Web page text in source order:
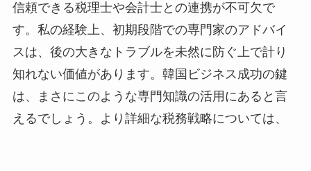
信頼できる税理士や会計士との連携が不可欠で
す。私の経験上、初期段階での専門家のアドバイ
スは、後の大きなトラブルを未然に防ぐ上で計り
知れない価値があります。韓国ビジネス成功の鍵
は、まさにこのような専門知識の活用にあると言
えるでしょう。より詳細な税務戦略については、